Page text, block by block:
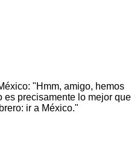
"Hmm, amigo, hemos
es precisamente lo mejor que
ir a México."